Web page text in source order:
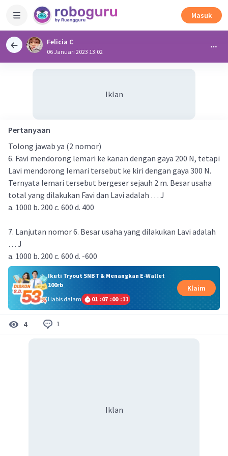
Masuk
Felicia C
06 Januari 2023 13:02
Iklan
Pertanyaan
Tolong jawab ya (2 nomor)
6. Favi mendorong lemari ke kanan dengan gaya 200 N, tetapi
Lavi mendorong lemari tersebut ke kiri dengan gaya 300 N.
Ternyata lemari tersebut bergeser sejauh 2 m. Besar usaha
total yang dilakukan Favi dan Lavi adalah … J
a. 1000 b. 200 c. 600 d. 400
7. Lanjutan nomor 6. Besar usaha yang dilakukan Lavi adalah
… J
a. 1000 b. 200 c. 600 d. -600
Ikuti Tryout SNBT & Menangkan E-Wallet
100rb
Habis dalam
01 :07 :00 :10
Klaim
4 1
Iklan